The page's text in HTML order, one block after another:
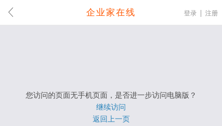
企业家在线 登录 注册
您访问的页面无手机页面，是否进一步访问电脑版？
继续访问
返回上一页